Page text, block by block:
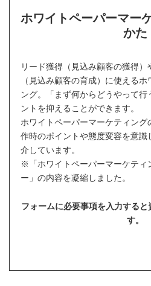
ホワイトペーパーマー
かた
リード獲得（見込み顧客の獲得
（見込み顧客の育成）に使える
ング。「まず何からどうやって
ントを抑えることができます。
ホワイトペーパーマーケティン
作時のポイントや態度変容を意
介しています。
※「ホワイトペーパーマーケティ
ー」の内容を凝縮しました。
フォームに必要事項を入力する
す。